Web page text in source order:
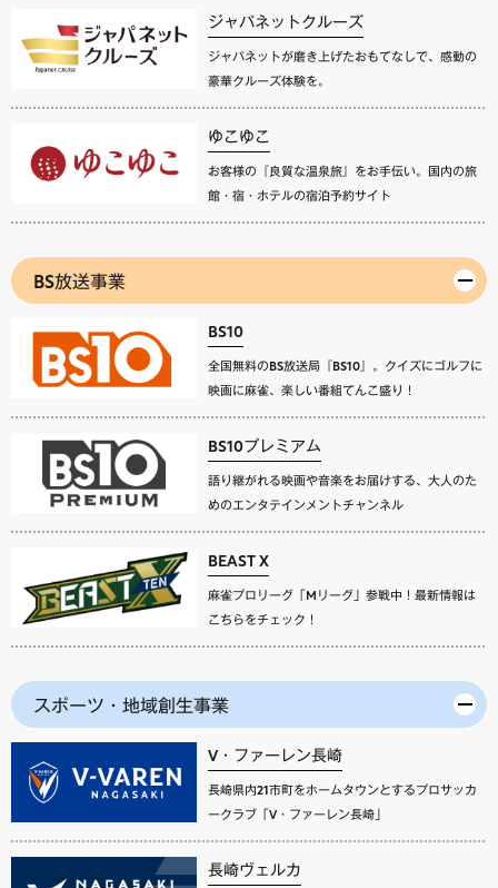
ジャパネットクルーズ
ジャパネットが磨き上げたおもてなしで、感動の
豪華クルーズ体験を。
ゆこゆこ
お客様の『良質な温泉旅』をお手伝い。国内の旅
館・宿・ホテルの宿泊予約サイト
BS放送事業
BS10
全国無料のBS放送局『BS10』。クイズにゴルフに
映画に麻雀、楽しい番組てんこ盛り！
BS10プレミアム
語り継がれる映画や音楽をお届けする、大人のた
めのエンタテインメントチャンネル
BEAST X
麻雀プロリーグ「Mリーグ」参戦中！最新情報は
こちらをチェック！
スポーツ・地域創生事業
V・ファーレン長崎
長崎県内21市町をホームタウンとするプロサッカ
ークラブ「V・ファーレン長崎」
長崎ヴェルカ